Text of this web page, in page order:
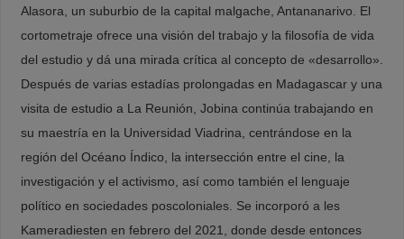
Alasora, un suburbio de la capital malgache, Antananarivo. El
cortometraje ofrece una visión del trabajo y la filosofía de vida
del estudio y dá una mirada crítica al concepto de «desarrollo».
Después de varias estadías prolongadas en Madagascar y una
visita de estudio a La Reunión, Jobina continúa trabajando en
su maestría en la Universidad Viadrina, centrándose en la
región del Océano Índico, la intersección entre el cine, la
investigación y el activismo, así como también el lenguaje
político en sociedades poscoloniales. Se incorporó a les
Kameradiesten en febrero del 2021, donde desde entonces